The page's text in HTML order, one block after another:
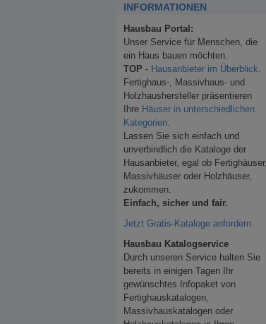
INFORMATIONEN
Hausbau Portal:
Unser Service für Menschen, die
ein Haus bauen möchten.
TOP - Hausanbieter im Überblick
Fertighaus-, Massivhaus- und
Holzhaushersteller präsentieren
Ihre Häuser in unterschiedlichen
Kategorien
Lassen Sie sich einfach und
unverbindlich die Kataloge der
Hausanbieter, egal ob Fertighäuser,
Massivhäuser oder Holzhäuser,
zukommen.
Einfach, sicher und fair.
Jetzt Gratis-Kataloge anfordern
Hausbau Katalogservice
Durch unseren Service halten Sie
bereits in einigen Tagen Ihr
gewünschtes Infopaket von
Fertighauskatalogen,
Massivhauskatalogen oder